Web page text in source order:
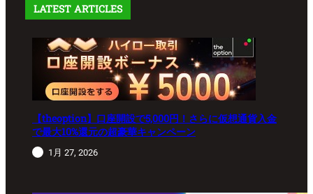
LATEST ARTICLES
【theoption】口座開設で5,000円！さらに仮想通貨入金
で最大10%還元の超豪華キャンペーン
1月 27, 2026